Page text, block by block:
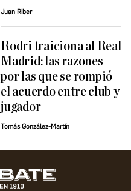
Juan Riber
Rodri traiciona al Real
Madrid: las razones
por las que se rompió
el acuerdo entre club y
jugador
Tomás González-Martín